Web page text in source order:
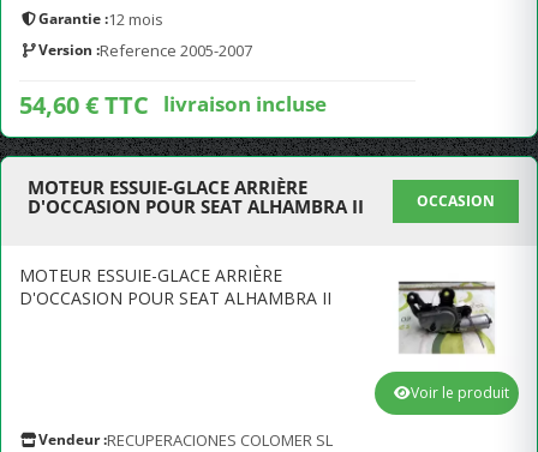
Garantie :12 mois
Version :Reference 2005-2007
54,60 € TTC livraison incluse
MOTEUR ESSUIE-GLACE ARRIÈRE
D'OCCASION POUR SEAT ALHAMBRA II
OCCASION
MOTEUR ESSUIE-GLACE ARRIÈRE
D'OCCASION POUR SEAT ALHAMBRA II
Vendeur :RECUPERACIONES COLOMER SL
Voir le produit